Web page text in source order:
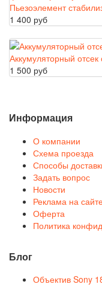
Пьезоэлемент
1 400 руб
Аккумуляторный
1 500 руб
Информация
О компании
Схема проезда
Способы
Задать вопрос
Новости
Реклама на
Оферта
Политика
Блог
Объектив Sony